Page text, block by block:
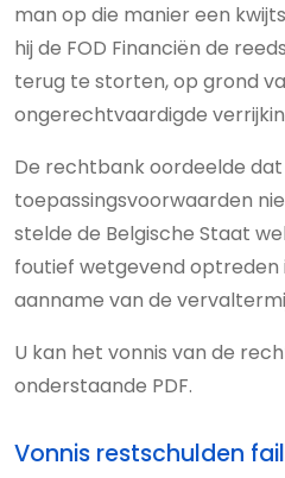
man op die manier een
hij de FOD Financiën de
terug te storten, op grond
ongerechtvaardigde
De rechtbank oordeelde dat
toepassingsvoorwaarden
stelde de Belgische Staat
foutief wetgevend optreden
aanname van de
U kan het vonnis van de
onderstaande PDF.
Vonnis restschulden